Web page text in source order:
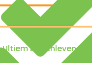
Ultiem Buitenleven prijs: